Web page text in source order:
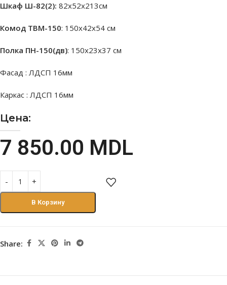
Шкаф Ш-82(2): 82х52х213см
Комод ТВМ-150: 150х42х54 см
Полка ПН-150(дв): 150х23х37 см
Фасад : ЛДСП 16мм
Каркас : ЛДСП 16мм
Цена:
7 850.00 MDL
В Корзину
Share: